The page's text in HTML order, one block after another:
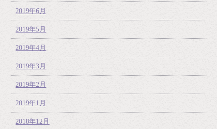
2019年6月
2019年5月
2019年4月
2019年3月
2019年2月
2019年1月
2018年12月